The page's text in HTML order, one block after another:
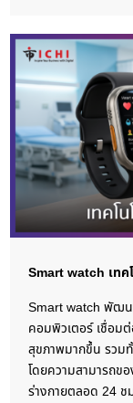
Smart watch เทค
Smart watch พัฒน
คอมพิวเตอร์ เชื่อม
สุขภาพมากขึ้น รวม
โดยความสามารถข
ร่างกายตลอด 24 ช